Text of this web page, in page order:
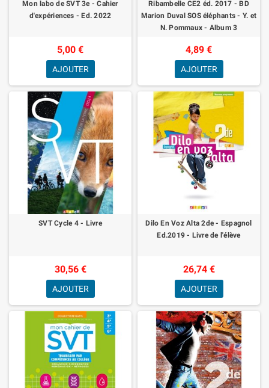
Mon labo de SVT 3e - Cahier
d'expériences - Ed. 2022
5,00 €
AJOUTER
Ribambelle CE2 éd. 2017 - BD
Marion Duval SOS éléphants - Y. et
N. Pommaux - Album 3
4,89 €
AJOUTER
SVT Cycle 4 - Livre
30,56 €
AJOUTER
Dilo En Voz Alta 2de - Espagnol
Ed.2019 - Livre de l'élève
26,74 €
AJOUTER